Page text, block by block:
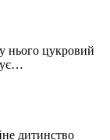
нього цукровий